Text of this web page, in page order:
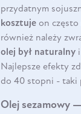
przydatnym
kosztuje on
również należy
olej był naturalny i
Najlepsze efekty
do 40 stopni - taki
Olej sezamowy